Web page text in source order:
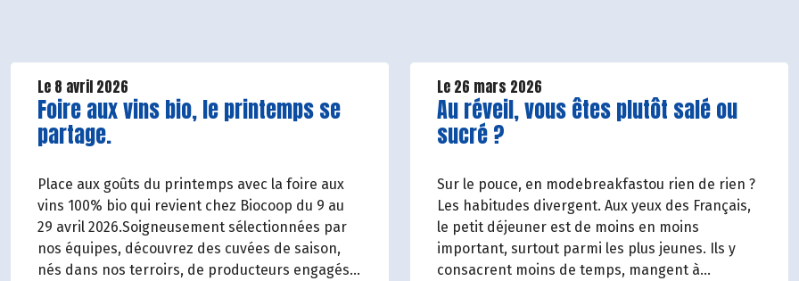
Le 8 avril 2026
Lire la suite de l'article
Foire aux vins bio, le printemps se
partage.
Place aux goûts du printemps avec la foire aux
vins 100% bio qui revient chez Biocoop du 9 au
29 avril 2026.Soigneusement sélectionnées par
nos équipes, découvrez des cuvées de saison,
nés dans nos terroirs, de producteurs engagés
Le 26 mars 2026
Lire la suite de l'article
Au réveil, vous êtes plutôt salé ou
sucré ?
Sur le pouce, en modebreakfastou rien de rien ?
Les habitudes divergent. Aux yeux des Français,
le petit déjeuner est de moins en moins
important, surtout parmi les plus jeunes. Ils y
consacrent moins de temps, mangent à